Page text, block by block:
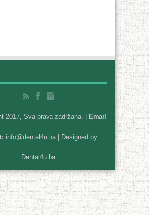
2017, Sva prava zadržana. | Email
info@dental4u.ba| Designed by
Dental4u.ba